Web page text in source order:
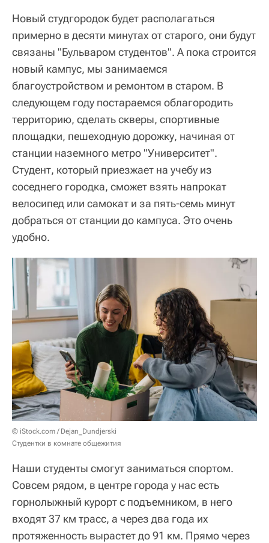
Новый студгородок будет располагаться
примерно в десяти минутах от старого, они будут
связаны "Бульваром студентов". А пока строится
новый кампус, мы занимаемся
благоустройством и ремонтом в старом. В
следующем году постараемся облагородить
территорию, сделать скверы, спортивные
площадки, пешеходную дорожку, начиная от
станции наземного метро "Университет".
Студент, который приезжает на учебу из
соседнего городка, сможет взять напрокат
велосипед или самокат и за пять-семь минут
добраться от станции до кампуса. Это очень
удобно.
© iStock.com / Dejan_Dundjerski
Студентки в комнате общежития
Наши студенты смогут заниматься спортом.
Совсем рядом, в центре города у нас есть
горнолыжный курорт с подъемником, в него
входят 37 км трасс, а через два года их
протяженность вырастет до 91 км. Прямо через